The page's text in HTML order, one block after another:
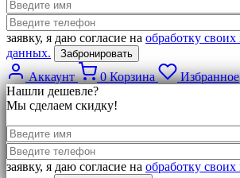
заявку, я даю согласие на обработку
данных.
Аккаунт
0 Корзина
Избранное
Нашли дешевле?
Мы сделаем скидку!
заявку, я даю согласие на обработку